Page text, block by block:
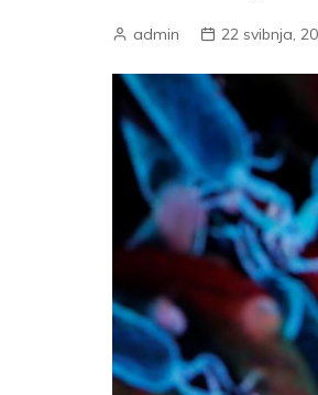
admin 22 svibnja,